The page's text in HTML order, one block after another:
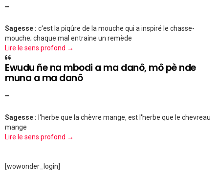
""
Sagesse : c'est la piqûre de la mouche qui a inspiré le chasse-
mouche; chaque mal entraine un remède
Lire le sens profond →
Ewudu ñe na mbodi a ma danô, mô pè nde
muna a ma danô
""
Sagesse : l'herbe que la chèvre mange, est l'herbe que le chevreau
mange
Lire le sens profond →
[wowonder_login]